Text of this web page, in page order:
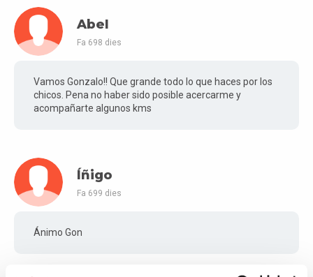
Abel
Fa 698 dies
Vamos Gonzalo!! Que grande todo lo que haces por los
chicos. Pena no haber sido posible acercarme y
acompañarte algunos kms
Íñigo
Fa 699 dies
Ánimo Gon